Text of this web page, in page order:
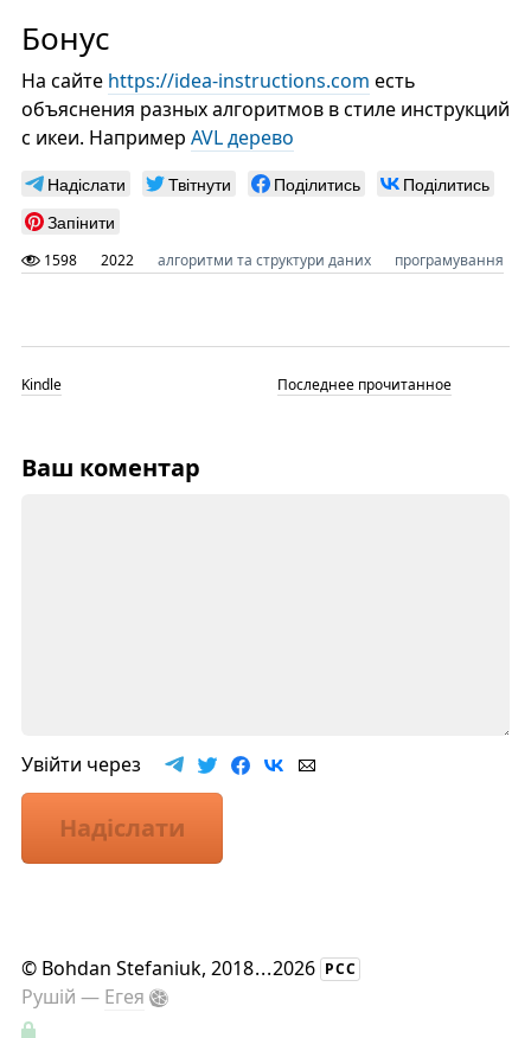
Бонус
На сайте https://idea-instructions.com есть
объяснения разных алгоритмов в стиле инструкций
с икеи. Например AVL дерево
Надіслати Твітнути Поділитись
Поділитись
Запінити
1598 2022 алгоритми та структури даних програмування
Kindle Последнее прочитанное
Ваш коментар
Увійти через
Надіслати
© Bohdan Stefaniuk, 2018...2026 РСС
Рушій — Егея